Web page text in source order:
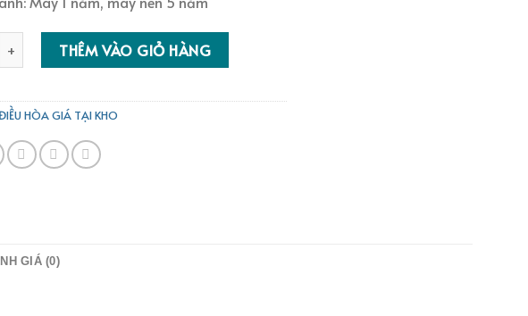
inverter 1 chiều 9000BTU FTKA25UAVMV số lượng
THÊM VÀO GIỎ HÀNG
HÒA GIÁ TẠI KHO
GIÁ (0)